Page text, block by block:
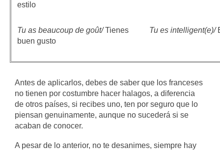
estilo
Tu as beaucoup de goût/Tienes
buen gusto
Tu es intelligent(e)/
Antes de aplicarlos, debes de saber que los franceses
no tienen por costumbre hacer halagos, a diferencia
de otros países, si recibes uno, ten por seguro que lo
piensan genuinamente, aunque no sucederá si se
acaban de conocer.
A pesar de lo anterior, no te desanimes, siempre hay